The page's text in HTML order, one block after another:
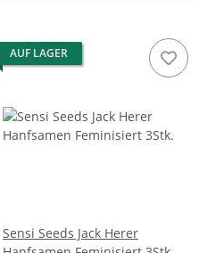
AUF LAGER
Sensi Seeds Jack Herer